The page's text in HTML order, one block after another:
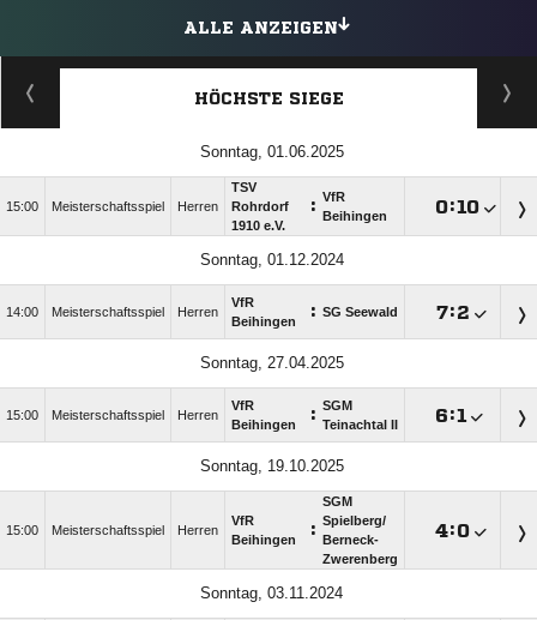
ALLE ANZEIGEN
HÖCHSTE SIEGE
Sonntag, 01.06.2025
15:00 Meisterschaftsspiel Herren
TSV
Rohrdorf
1910 e.V.
: VfR
Beihingen
:
Sonntag, 01.12.2024
14:00 Meisterschaftsspiel Herren
VfR
Beihingen
: SG Seewald :
Sonntag, 27.04.2025
15:00 Meisterschaftsspiel Herren
VfR
Beihingen
: SGM
Teinachtal II
:
Sonntag, 19.10.2025
15:00 Meisterschaftsspiel Herren
VfR
Beihingen
:
SGM
Spielberg/​
Berneck-
Zwerenberg
:
Sonntag, 03.11.2024